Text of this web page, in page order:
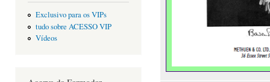
Exclusivo para os VIPs
tudo sobre ACESSO VIP
Vídeos